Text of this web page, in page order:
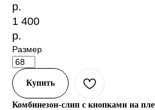
р.
1 400
р.
Размер
Купить
Комбинезон-слип с кнопками на